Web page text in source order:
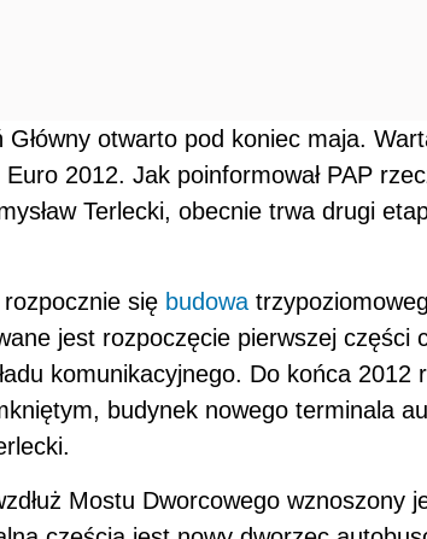
otwarto pod koniec maja.
Euro 2012. Jak poinformował PAP
Terlecki, obecnie trwa drugi
się budowa
jest rozpoczęcie pierwszej części
komunikacyjnego. Do końca 2012
budynek nowego terminala
Mostu Dworcowego wznoszony